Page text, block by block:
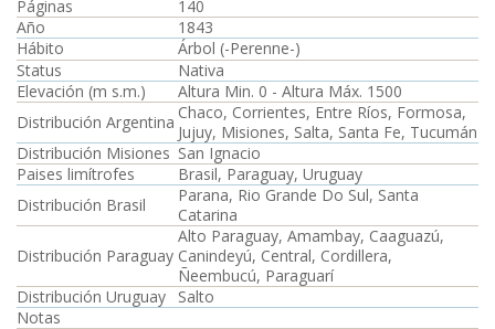
Páginas
140
Año
1843
Hábito
Árbol (-Perenne-)
Status
Nativa
Elevación (m s.m.)
Altura Min. 0 - Altura Máx. 1500
Distribución Argentina Chaco, Corrientes, Entre Ríos, Formosa,
Jujuy, Misiones, Salta, Santa Fe, Tucumán
Distribución Misiones San Ignacio
Paises limítrofes
Brasil, Paraguay, Uruguay
Distribución Brasil
Parana, Rio Grande Do Sul, Santa
Catarina
Distribución Paraguay
Alto Paraguay, Amambay, Caaguazú,
Canindeyú, Central, Cordillera,
Ñeembucú, Paraguarí
Distribución Uruguay
Salto
Notas